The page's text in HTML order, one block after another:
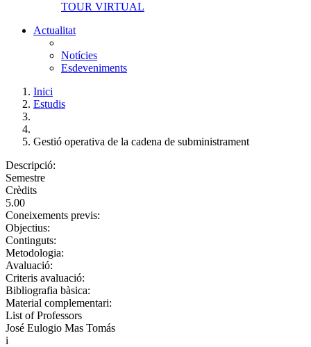
TOUR VIRTUAL
Actualitat
Notícies
Esdeveniments
Inici
Estudis
Gestió operativa de la cadena de subministrament
Descripció:
Semestre
Crèdits
5.00
Coneixements previs:
Objectius:
Continguts:
Metodologia:
Avaluació:
Criteris avaluació:
Bibliografia bàsica:
Material complementari:
List of Professors
José Eulogio Mas Tomás
i